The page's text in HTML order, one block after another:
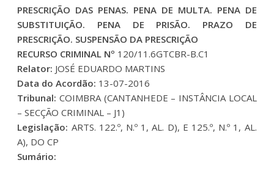
PRESCRIÇÃO DAS PENAS. PENA DE MULTA. PENA DE
SUBSTITUIÇÃO. PENA DE PRISÃO. PRAZO DE
PRESCRIÇÃO. SUSPENSÃO DA PRESCRIÇÃO
RECURSO CRIMINAL Nº 120/11.6GTCBR-B.C1
Relator: JOSÉ EDUARDO MARTINS
Data do Acordão: 13-07-2016
Tribunal:COIMBRA (CANTANHEDE – INSTÂNCIA LOCAL
– SECÇÃO CRIMINAL – J1)
Legislação: ARTS. 122.º, N.º 1, AL. D), E 125.º, N.º 1, AL.
A), DO CP
Sumário: